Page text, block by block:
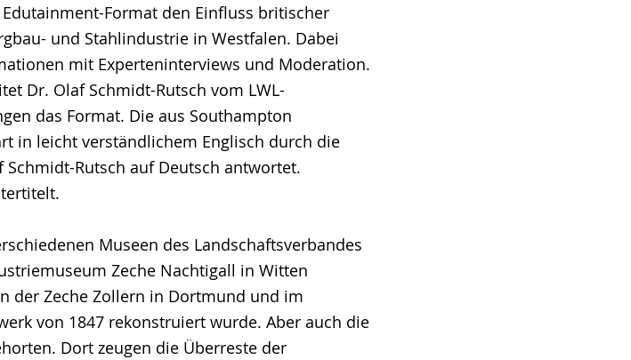
Format den Einfluss britischer
und Stahlindustrie in Westfalen. Dabei
mit Experteninterviews und Moderation.
Dr. Olaf Schmidt-Rutsch vom LWL-
das Format. Die aus Southampton
in leicht verständlichem Englisch durch die
Rutsch auf Deutsch antwortet.
Museen des Landschaftsverbandes
Zeche Nachtigall in Witten
der Zeche Zollern in Dortmund und im
von 1847 rekonstruiert wurde. Aber auch die
Dort zeugen die Überreste der